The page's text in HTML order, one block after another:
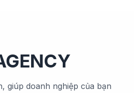
giúp doanh nghiệp của bạn